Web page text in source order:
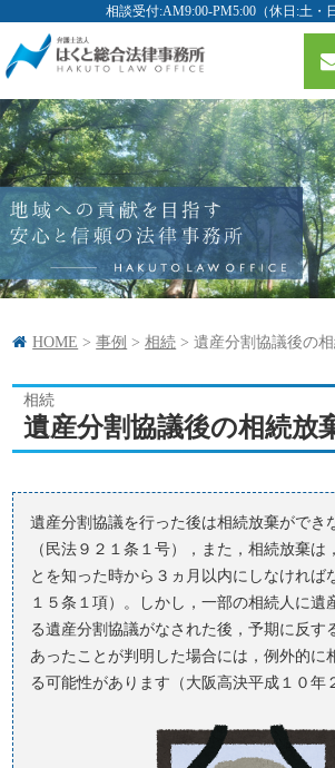
HOME >事例 >相続 >遺産分割協議後の
相続
遺産分割協議後の相続放
遺産分割協議を行った後は相続放棄ができ
（民法９２１条１号），また，相続放棄は
とを知った時から３ヵ月以内にしなければ
１５条１項）。しかし，一部の相続人に遺
る遺産分割協議がなされた後，予期に反す
あったことが判明した場合には，例外的に
る可能性があります（大阪高決平成１０年